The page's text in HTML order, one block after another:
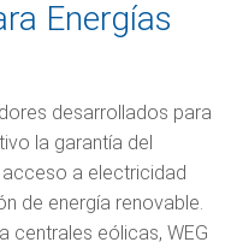
Energías
desarrollados para
la garantía del
acceso a electricidad
de energía renovable.
centrales eólicas, WEG